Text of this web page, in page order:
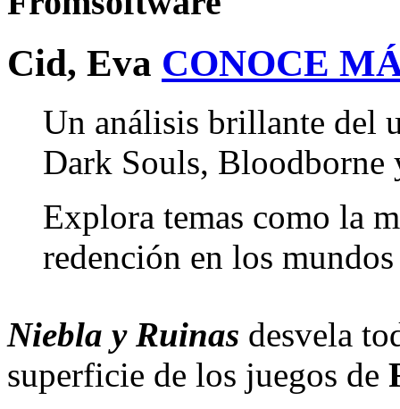
Cid, Eva CONOCE
Un análisis brillante del
Dark Souls, Bloodborne
Explora temas como la
redención en los
Niebla y Ruinas desvela
superficie de los juegos de